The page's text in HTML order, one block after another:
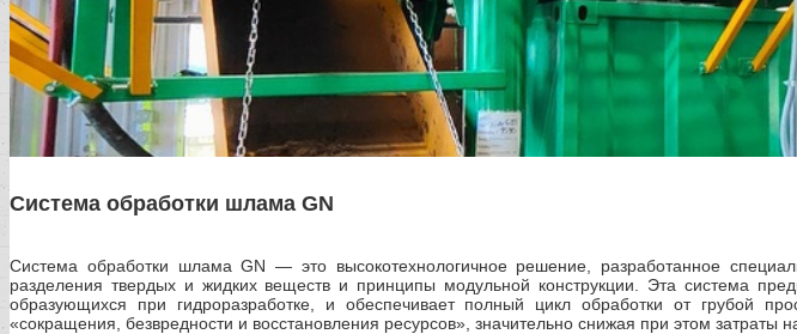
Система обработки шлама GN
Система обработки шлама GN — это высокотехнологичное решение, разработанное
разделения твердых и жидких веществ и принципы модульной конструкции. Эта система
образующихся при гидроразработке, и обеспечивает полный цикл обработки от грубой
«сокращения, безвредности и восстановления ресурсов», значительно снижая при этом затраты